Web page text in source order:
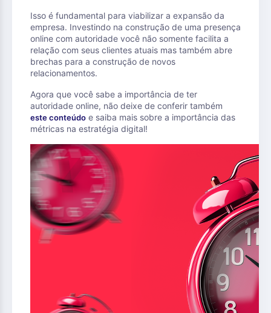
Isso é fundamental para viabilizar a expansão da
empresa. Investindo na construção de uma presença
online com autoridade você não somente facilita a
relação com seus clientes atuais mas também abre
brechas para a construção de novos
relacionamentos.
Agora que você sabe a importância de ter
autoridade online, não deixe de conferir também
este conteúdo e saiba mais sobre a importância das
métricas na estratégia digital!